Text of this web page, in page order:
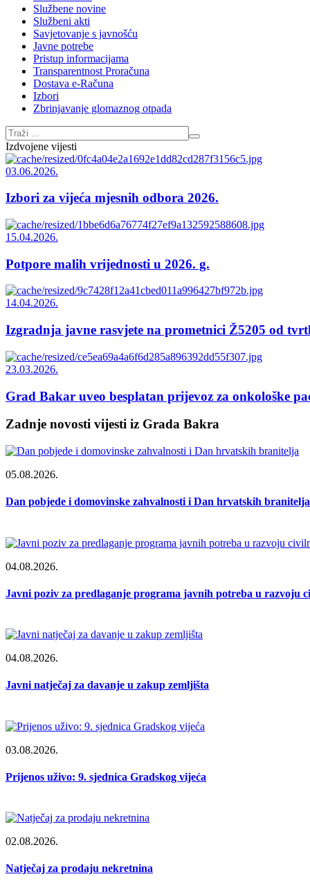
Službene novine
Službeni akti
Savjetovanje s javnošću
Javne potrebe
Pristup informacijama
Transparentnost Proračuna
Dostava e-Računa
Izbori
Zbrinjavanje glomaznog otpada
Izdvojene vijesti
03.06.2026.
Izbori za vijeća mjesnih odbora 2026.
15.04.2026.
Potpore malih vrijednosti u 2026. g.
14.04.2026.
Izgradnja javne rasvjete na prometnici Ž5205 od
23.03.2026.
Grad Bakar uveo besplatan prijevoz za onkološke
Zadnje novosti vijesti iz Grada Bakra
05.08.2026.
Dan pobjede i domovinske zahvalnosti i Dan hrvatskih branitelja
04.08.2026.
Javni poziv za predlaganje programa javnih potreba u razvoju
04.08.2026.
Javni natječaj za davanje u zakup zemljišta
03.08.2026.
Prijenos uživo: 9. sjednica Gradskog vijeća
02.08.2026.
Natječaj za prodaju nekretnina